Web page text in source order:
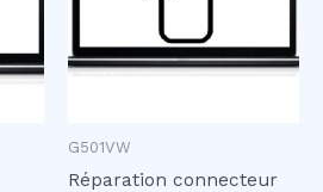
G501VW
Réparation connecteur